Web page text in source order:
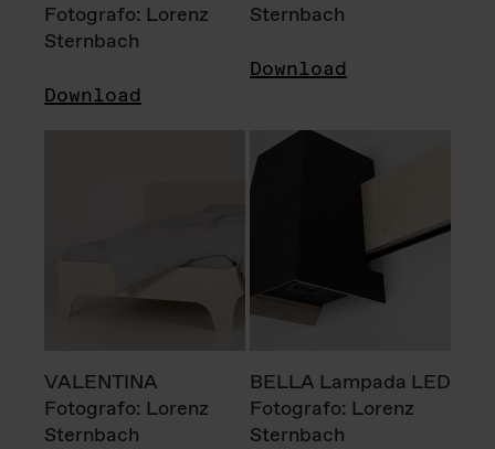
Fotografo: Lorenz
Sternbach
Download
Sternbach
Download
VALENTINA
Fotografo: Lorenz
Sternbach
BELLA Lampada LED
Fotografo: Lorenz
Sternbach